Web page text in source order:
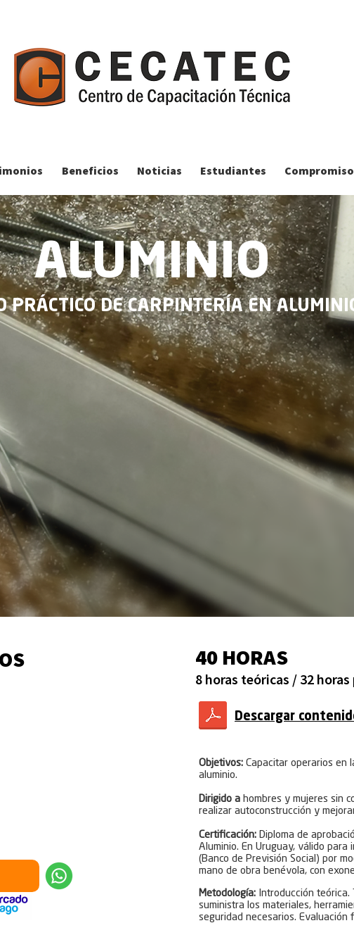
Beneficios Noticias Estudiantes
ALUMINIO
PRÁCTICO DE CARPINTERÍA EN
40 HORAS
8 horas teóricas / 32
Descargar
Objetivos: Capacitar operarios en
aluminio.
Dirigido a hombres y mujeres sin
realizar autoconstrucción y
Certificación: ​Diploma de
Aluminio. En Uruguay, válido para
(Banco de Previsión Social) por
mano de obra benévola, con
Metodología: Introducción teórica.
suministra los materiales,
seguridad necesarios. Evaluación